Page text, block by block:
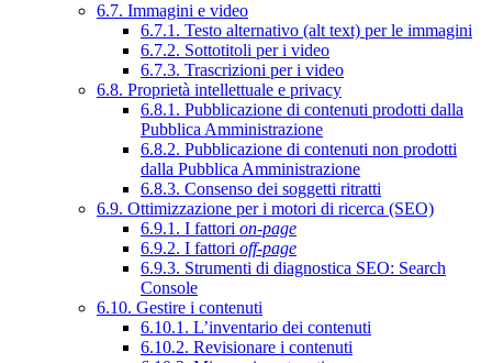
6.7. Immagini e video
6.7.1. Testo alternativo (alt text) per le immagini
6.7.2. Sottotitoli per i video
6.7.3. Trascrizioni per i video
6.8. Proprietà intellettuale e privacy
6.8.1. Pubblicazione di contenuti prodotti dalla
Pubblica Amministrazione
6.8.2. Pubblicazione di contenuti non prodotti
dalla Pubblica Amministrazione
6.8.3. Consenso dei soggetti ritratti
6.9. Ottimizzazione per i motori di ricerca (SEO)
6.9.1. I fattori on-page
6.9.2. I fattori off-page
6.9.3. Strumenti di diagnostica SEO: Search
Console
6.10. Gestire i contenuti
6.10.1. L’inventario dei contenuti
6.10.2. Revisionare i contenuti